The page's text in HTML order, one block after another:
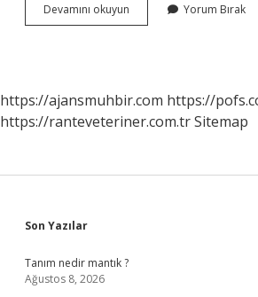
Devamını okuyun Nominal
Güç
Yorum Bırak
https://ajansmuhbir.com https://
https://ranteveteriner.com.trSitemap
Sidebar
Son Yazılar
Tanım nedir mantık ?
Ağustos 8, 2026